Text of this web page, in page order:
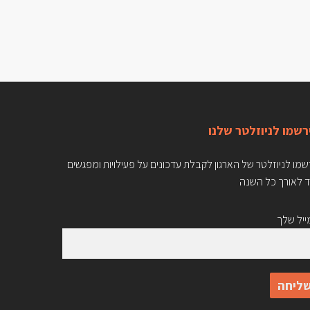
לניוזלטר שלנו
לניוזלטר של הארגון לקבלת עדכונים על פעילויות ומפגשים
לאורך כל השנה
שלך